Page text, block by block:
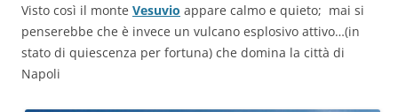
Visto così il monte Vesuvio appare calmo e quieto; mai si
penserebbe che è invece un vulcano esplosivo attivo…(in
stato di quiescenza per fortuna) che domina la città di
Napoli